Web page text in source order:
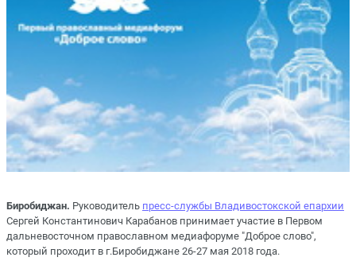
Биробиджан. Руководитель пресс-службы Владивостокской епархии
Сергей Константинович Карабанов принимает участие в Первом
дальневосточном православном медиафоруме "Доброе слово",
который проходит в г.Биробиджане 26-27 мая 2018 года.